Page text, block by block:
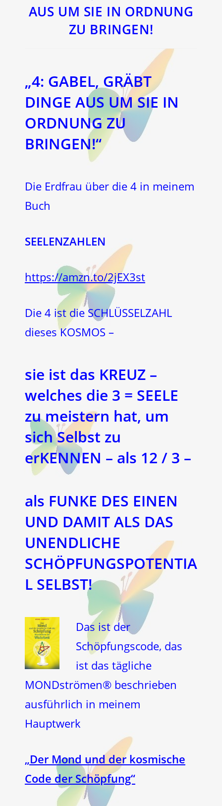
AUS UM SIE IN ORDNUNG
ZU BRINGEN!
„4: GABEL, GRÄBT
DINGE AUS UM SIE IN
ORDNUNG ZU
BRINGEN!“
Die Erdfrau über die 4 in meinem
Buch
SEELENZAHLEN
https://amzn.to/2jEX3st
Die 4 ist die SCHLÜSSELZAHL
dieses KOSMOS –
sie ist das KREUZ –
welches die 3 = SEELE
zu meistern hat, um
sich Selbst zu
erKENNEN – als 12 / 3 –
als FUNKE DES EINEN
UND DAMIT ALS DAS
UNENDLICHE
SCHÖPFUNGSPOTENTIA
L SELBST!
Das ist der
Schöpfungscode, das
ist das tägliche
MONDströmen® beschrieben
ausführlich in meinem
Hauptwerk
„Der Mond und der kosmische
Code der Schöpfung“